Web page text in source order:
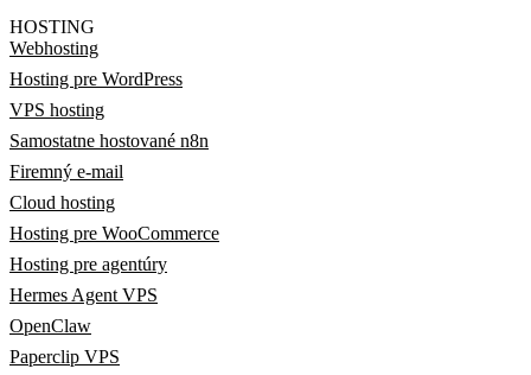
HOSTING
Webhosting
Hosting pre WordPress
VPS hosting
Samostatne hostované n8n
Firemný e-mail
Cloud hosting
Hosting pre WooCommerce
Hosting pre agentúry
Hermes Agent VPS
OpenClaw
Paperclip VPS